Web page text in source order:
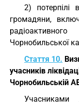
2) потерпілі
громадяни,
Чорнобильської
Стаття 10.
учасників
Чорнобильській
Учасниками